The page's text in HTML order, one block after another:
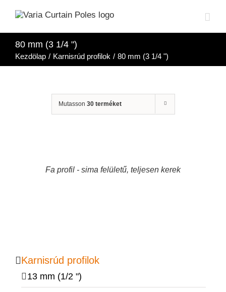
80 mm (3 1/4 ")
Kezdölap / Karnisrúd profilok / 80 mm (3 1/4 ")
Mutasson 30 terméket
Fa profil - sima felületű, teljesen kerek
Karnisrúd profilok
13 mm (1/2 ")